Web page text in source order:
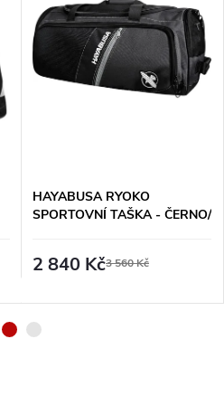
HAYABUSA RYOKO
SPORTOVNÍ TAŠKA - ČERNO/
2 840 Kč3 560 Kč